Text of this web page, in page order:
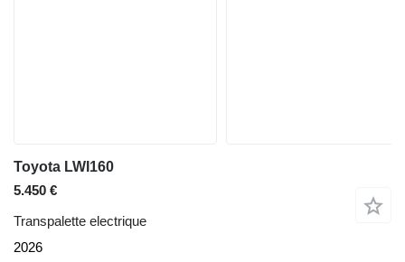
Toyota LWI160
5.450 €
Transpalette electrique
2026